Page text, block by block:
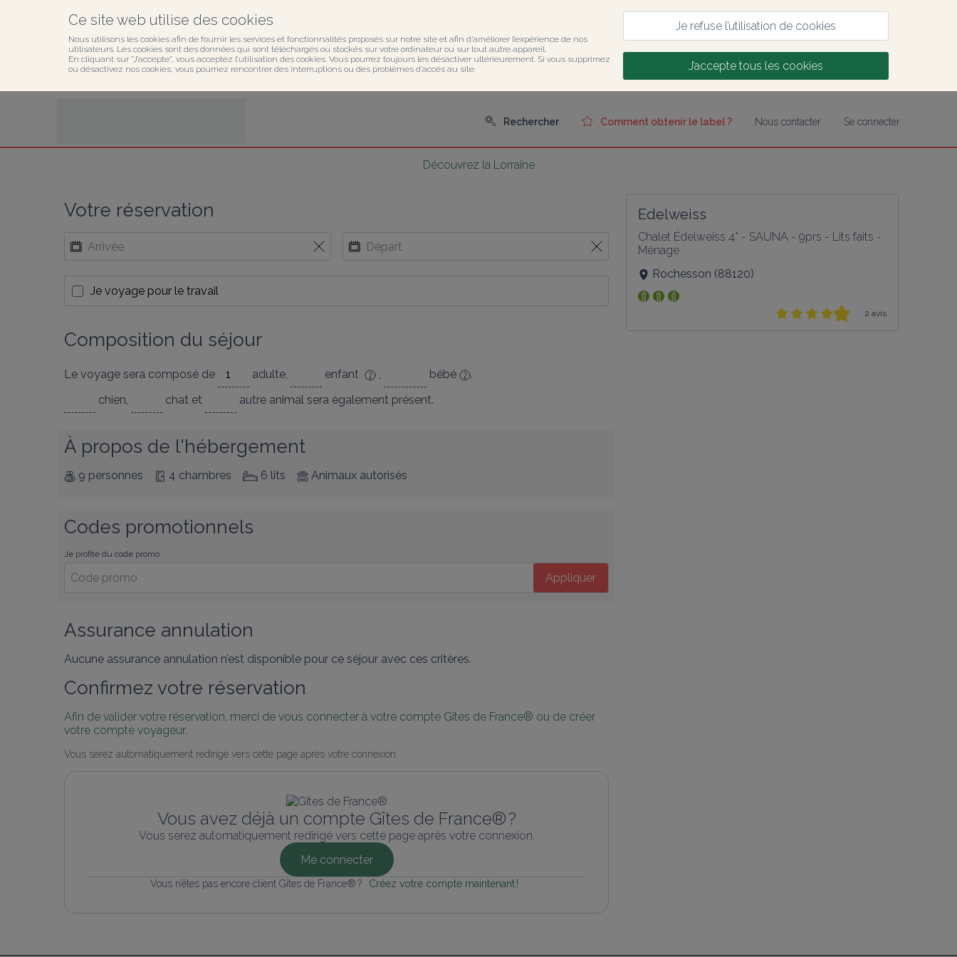
Ce site web utilise des cookies
Nous utilisons les cookies afin de fournir les services et fonctionnalités proposés sur notre site et afin d’améliorer l’expérience de nos
utilisateurs. Les cookies sont des données qui sont téléchargés ou stockés sur votre ordinateur ou sur tout autre appareil.
En cliquant sur ”J’accepte”, vous acceptez l’utilisation des cookies. Vous pourrez toujours les désactiver ultérieurement. Si vous supprimez
ou désactivez nos cookies, vous pourriez rencontrer des interruptions ou des problèmes d’accès au site.
Je refuse l’utilisation de cookies
J’accepte tous les cookies
Rechercher Comment obtenir le label ? Nous contacter Se connecter
Découvrez la Lorraine
Votre réservation
Je voyage pour le travail
Composition du séjour
Le voyage sera composé de adulte, enfant , bébé
.
chien, chat et autre animal sera également présent.
À propos de l'hébergement
9 personnes 4 chambres 6 lits Animaux autorisés
Codes promotionnels
Je profite du code promo
Appliquer
Assurance annulation
Aucune assurance annulation n’est disponible pour ce séjour avec ces critères.
Confirmez votre réservation
Afin de valider votre réservation, merci de vous connecter à votre compte Gîtes de France® ou de créer
votre compte voyageur.
Vous serez automatiquement redirigé vers cette page après votre connexion.
Vous avez déjà un compte Gîtes de France® ?
Vous serez automatiquement redirigé vers cette page après votre connexion.
Me connecter
Vous n’êtes pas encore client Gîtes de France® ? Créez votre compte maintenant !
Edelweiss
Chalet Édelweiss 4* - SAUNA - 9prs - Lits faits -
Ménage
Rochesson (88120)
2 avis